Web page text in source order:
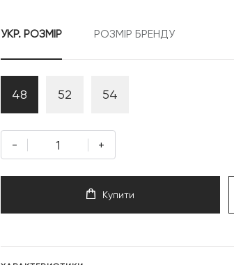
999 грн.
УКР. РОЗМІР РОЗМІР БРЕНДУ
48 52 54
- +
Купити